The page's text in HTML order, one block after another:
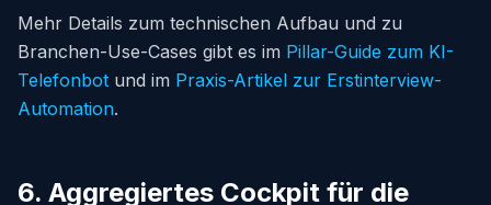
Mehr Details zum technischen Aufbau und zu
Branchen-Use-Cases gibt es im Pillar-Guide zum KI-
Telefonbot und im Praxis-Artikel zur Erstinterview-
Automation.
6. Aggregiertes Cockpit für die